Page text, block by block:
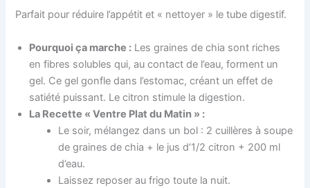
Parfait pour réduire l’appétit et « nettoyer » le tube digestif.
Pourquoi ça marche : Les graines de chia sont riches
en fibres solubles qui, au contact de l’eau, forment un
gel. Ce gel gonfle dans l’estomac, créant un effet de
satiété puissant. Le citron stimule la digestion.
La Recette « Ventre Plat du Matin » :
Le soir, mélangez dans un bol : 2 cuillères à soupe
de graines de chia + le jus d’1/2 citron + 200 ml
d’eau.
Laissez reposer au frigo toute la nuit.